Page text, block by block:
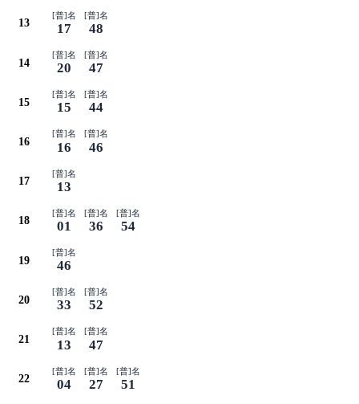
13
[普]名
17
[普]名
48
14
[普]名
20
[普]名
47
15
[普]名
15
[普]名
44
16
[普]名
16
[普]名
46
17
[普]名
13
18
[普]名
01
[普]名
36
[普]名
54
19
[普]名
46
20
[普]名
33
[普]名
52
21
[普]名
13
[普]名
47
22
[普]名
04
[普]名
27
[普]名
51